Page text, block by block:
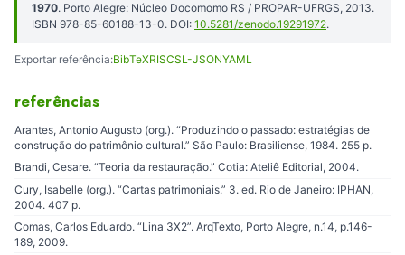
1970. Porto Alegre: Núcleo Docomomo RS / PROPAR-UFRGS, 2013.
ISBN 978-85-60188-13-0. DOI: 10.5281/zenodo.19291972.
Exportar referência:BibTeXRISCSL-JSONYAML
referências
Arantes, Antonio Augusto (org.). “Produzindo o passado: estratégias de
construção do patrimônio cultural.” São Paulo: Brasiliense, 1984. 255 p.
Brandi, Cesare. “Teoria da restauração.” Cotia: Ateliê Editorial, 2004.
Cury, Isabelle (org.). “Cartas patrimoniais.” 3. ed. Rio de Janeiro: IPHAN,
2004. 407 p.
Comas, Carlos Eduardo. “Lina 3X2”. ArqTexto, Porto Alegre, n.14, p.146-
189, 2009.